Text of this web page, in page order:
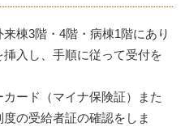
棟3階・4階・病棟1階にあり
入し、手順に従って受付を
ード（マイナ保険証）また
の受給者証の確認をしま